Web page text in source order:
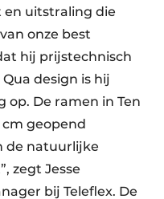
en uitstraling die
onze best
hij prijstechnisch
design is hij
op. De ramen in Ten
geopend
de natuurlijke
zegt Jesse
bij Teleflex. De